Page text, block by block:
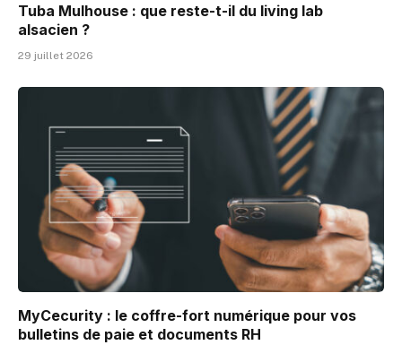
Tuba Mulhouse : que reste-t-il du living lab
alsacien ?
29 juillet 2026
MyCecurity : le coffre-fort numérique pour vos
bulletins de paie et documents RH